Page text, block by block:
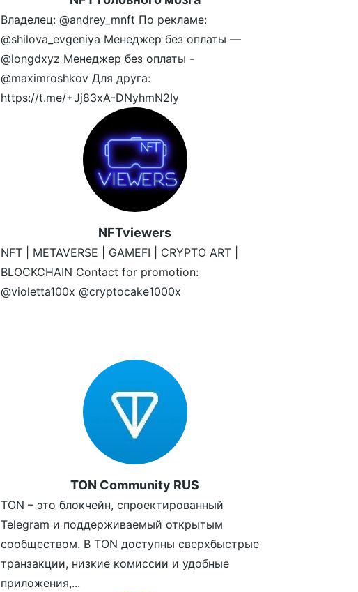
Владелец: @andrey_mnft По рекламе:
@shilova_evgeniya Менеджер без оплаты —
@longdxyz Менеджер без оплаты -
@maximroshkov Для друга:
https://t.me/+Jj83xA-DNyhmN2Iy
NFTviewers
NFT | METAVERSE | GAMEFI | CRYPTO ART |
BLOCKCHAIN Contact for promotion:
@violetta100x @cryptocake1000x
TON Community RUS
TON – это блокчейн, спроектированный
Telegram и поддерживаемый открытым
сообществом. В TON доступны сверхбыстрые
транзакции, низкие комиссии и удобные
приложения,...